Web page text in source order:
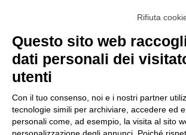
BEST PARTNER AREA
TERMINI E
Rifiuta
Questo sito web
dati personali dei
utenti
Con il tuo consenso, noi e i nostri partner
tecnologie simili per archiviare, accedere ed
personali come, ad esempio, la visita al sito